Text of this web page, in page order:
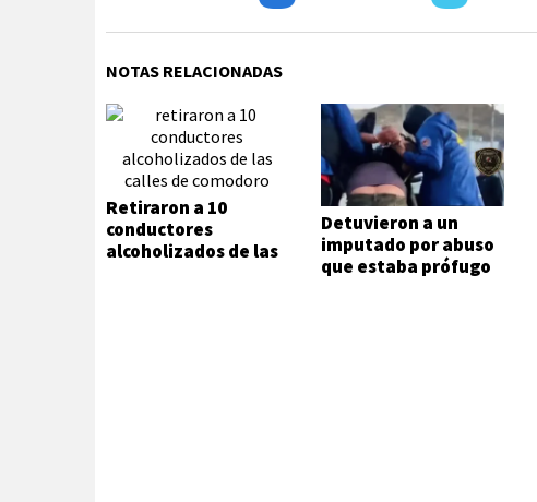
NOTAS RELACIONADAS
Retiraron a 10
conductores
alcoholizados de las
Detuvieron a un
imputado por abuso
que estaba prófugo